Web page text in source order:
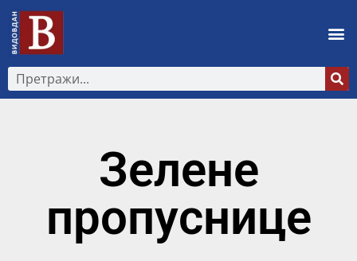
Зелене
пропуснице